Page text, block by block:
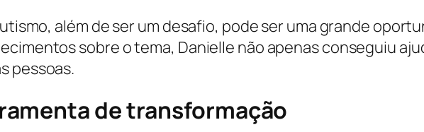
além de ser um desafio, pode ser uma grande
sobre o tema, Danielle não apenas conseguiu
pessoas.
de transformação